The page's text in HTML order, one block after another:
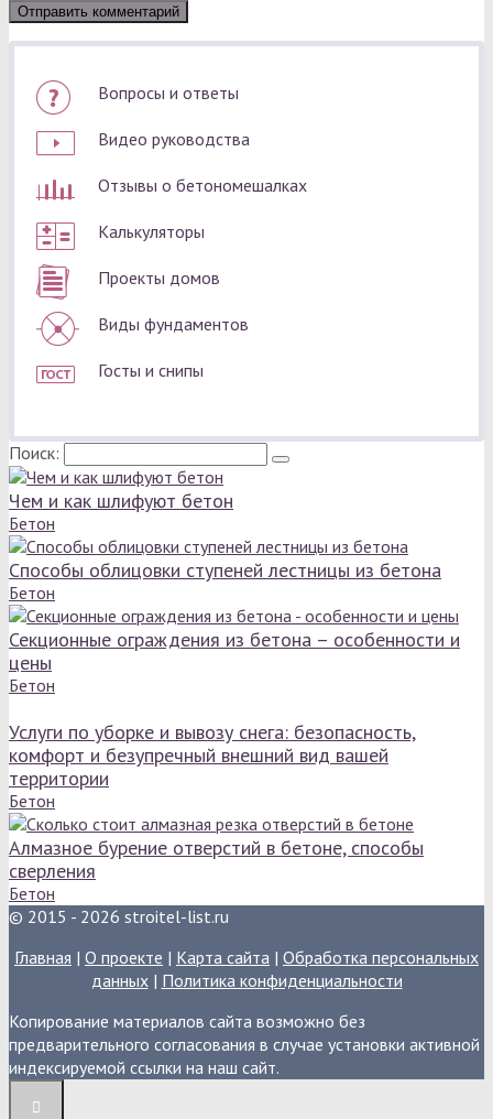
Вопросы и ответы
Видео руководства
Отзывы о бетономешалках
Калькуляторы
Проекты домов
Виды фундаментов
Госты и снипы
Поиск:
Чем и как шлифуют бетон
Бетон
Способы облицовки ступеней лестницы из бетона
Бетон
Секционные ограждения из бетона – особенности и
цены
Бетон
Услуги по уборке и вывозу снега: безопасность,
комфорт и безупречный внешний вид вашей
территории
Бетон
Алмазное бурение отверстий в бетоне, способы
сверления
Бетон
© 2015 - 2026 stroitel-list.ru
Главная | О проекте | Карта сайта | Обработка персональных
данных| Политика конфиденциальности
Копирование материалов сайта возможно без
предварительного согласования в случае установки активной
индексируемой ссылки на наш сайт.